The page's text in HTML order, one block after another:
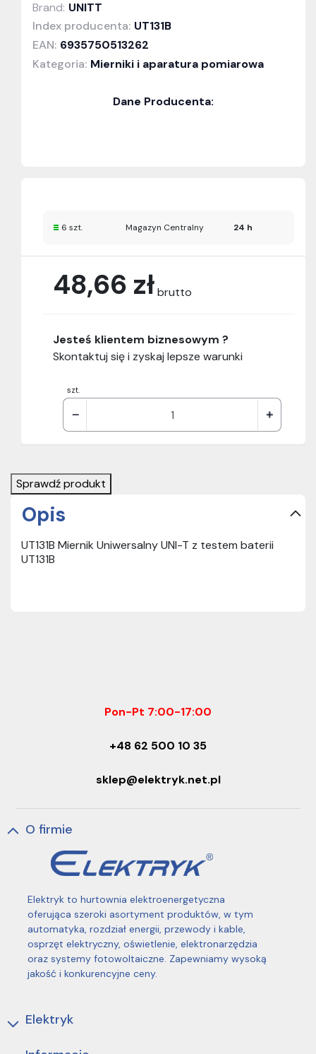
Brand: UNITT
Index producenta: UT131B
EAN: 6935750513262
Kategoria: Mierniki i aparatura pomiarowa
Dane Producenta:
48,66 złbrutto
szt.
Jesteś klientem biznesowym ?
Skontaktuj się i zyskaj lepsze warunki
6 szt. Magazyn Centralny 24 h
Sprawdź produkt
Opis
UT131B Miernik Uniwersalny UNI-T z testem baterii
UT131B
Pon-Pt 7:00-17:00
+48 62 500 10 35
sklep@elektryk.net.pl
O firmie
Elektryk to hurtownia elektroenergetyczna
oferująca szeroki asortyment produktów, w tym
automatyka, rozdział energii, przewody i kable,
osprzęt elektryczny, oświetlenie, elektronarzędzia
oraz systemy fotowoltaiczne. Zapewniamy wysoką
jakość i konkurencyjne ceny.
Elektryk